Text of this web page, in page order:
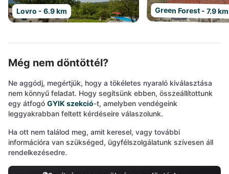
Lovro - 6.9 km Green Forest - 7.9 km
Még nem döntöttél?
Ne aggódj, megértjük, hogy a tökéletes nyaraló kiválasztása
nem könnyű feladat. Hogy segítsünk ebben, összeállítottunk
egy átfogó GYIK szekció-t, amelyben vendégeink
leggyakrabban feltett kérdéseire válaszolunk.
Ha ott nem találod meg, amit keresel, vagy további
információra van szükséged, ügyfélszolgálatunk szívesen áll
rendelkezésedre.